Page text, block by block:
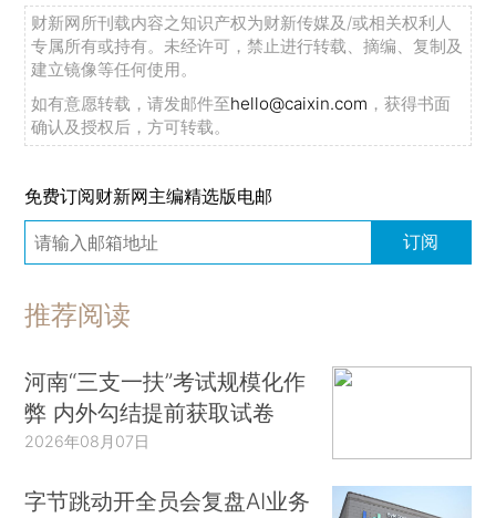
财新网所刊载内容之知识产权为财新传媒及/或相关权利人
专属所有或持有。未经许可，禁止进行转载、摘编、复制及
建立镜像等任何使用。
如有意愿转载，请发邮件至hello@caixin.com ，获得书面
确认及授权后，方可转载。
免费订阅财新网主编精选版电邮
订阅
推荐阅读
河南“三支一扶”考试规模化作
弊 内外勾结提前获取试卷
2026年08月07日
字节跳动开全员会复盘AI业务